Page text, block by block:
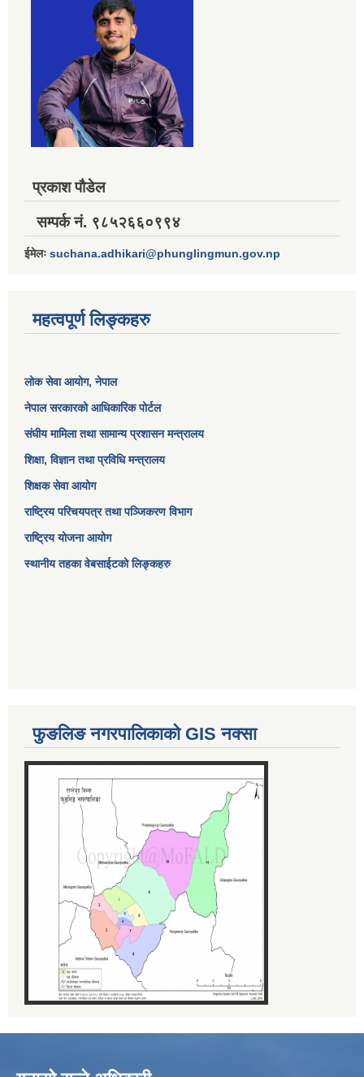
प्रकाश पौडेल
सम्पर्क नं. ९८५२६६०९९४
ईमेलः suchana.adhikari@phunglingmun.gov.np
महत्वपूर्ण लिङ्कहरु
लोक सेवा आयोग, नेपाल
नेपाल सरकारको आधिकारिक पोर्टल
संघीय मामिला तथा सामान्य प्रशासन मन्त्रालय
शिक्षा, विज्ञान तथा प्रविधि मन्त्रालय
शिक्षक सेवा आयोग
राष्ट्रिय परिचयपत्र तथा पञ्जिकरण विभाग
राष्ट्रिय योजना आयोग
स्थानीय तहका वेबसाईटको लिङ्कहरु
फुङलिङ नगरपालिकाको GIS नक्सा